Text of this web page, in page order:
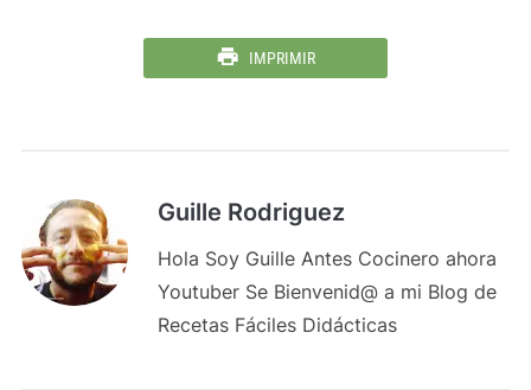
IMPRIMIR
Guille Rodriguez
Hola Soy Guille Antes Cocinero ahora
Youtuber Se Bienvenid@ a mi Blog de
Recetas Fáciles Didácticas